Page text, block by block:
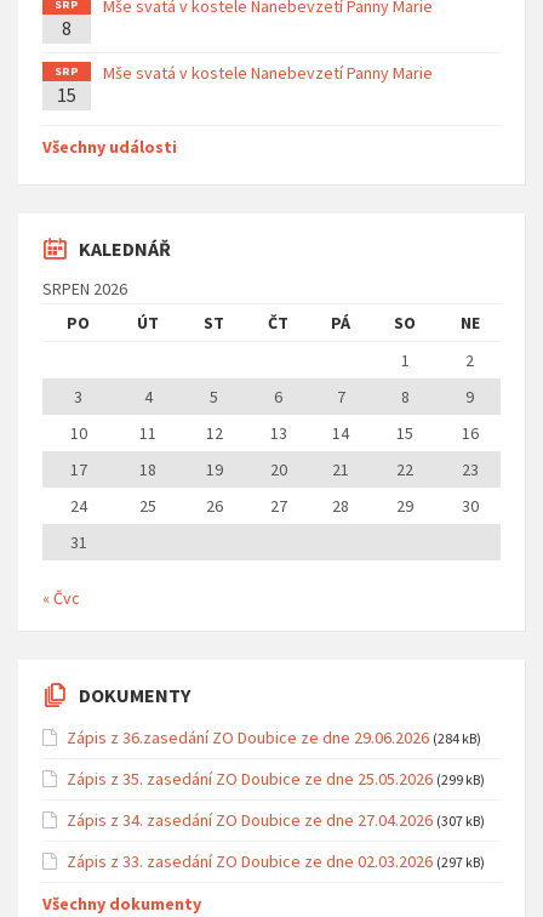
SRP
8
Mše svatá v kostele Nanebevzetí Panny Marie
SRP
15
Mše svatá v kostele Nanebevzetí Panny Marie
Všechny události
KALEDNÁŘ
SRPEN 2026
PO
ÚT ST ČT PÁ SO
NE
1
2
3
4 5 6 7 8
9
10
11 12 13 14 15
16
17
18 19 20 21 22
23
24
25 26 27 28 29
30
31
« Čvc
DOKUMENTY
Zápis z 36.zasedání ZO Doubice ze dne 29.06.2026 (284 kB)
Zápis z 35. zasedání ZO Doubice ze dne 25.05.2026 (299 kB)
Zápis z 34. zasedání ZO Doubice ze dne 27.04.2026 (307 kB)
Zápis z 33. zasedání ZO Doubice ze dne 02.03.2026 (297 kB)
Všechny dokumenty